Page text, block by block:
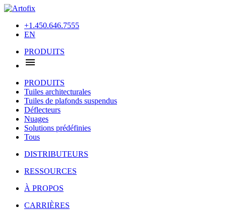
+1.450.646.7555
EN
PRODUITS
PRODUITS
Tuiles architecturales
Tuiles de plafonds suspendus
Déflecteurs
Nuages
Solutions prédéfinies
Tous
DISTRIBUTEURS
RESSOURCES
À PROPOS
CARRIÈRES